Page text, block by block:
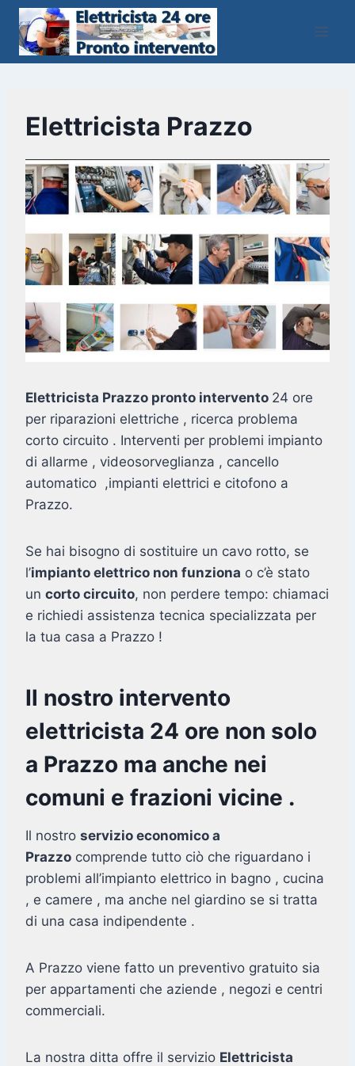
Salta
contenuto
Elettricista Prazzo
Elettricista Prazzo pronto intervento 24 ore
per riparazioni elettriche , ricerca problema
corto circuito . Interventi per problemi impianto
di allarme , videosorveglianza , cancello
automatico ,impianti elettrici e citofono a
Prazzo.
Se hai bisogno di sostituire un cavo rotto, se
l’impianto elettrico non funziona o c’è stato
un corto circuito, non perdere tempo: chiamaci
e richiedi assistenza tecnica specializzata per
la tua casa a Prazzo !
Il nostro intervento
elettricista 24 ore non solo
a Prazzo ma anche nei
comuni e frazioni vicine .
Il nostro servizio economico a
Prazzo comprende tutto ciò che riguardano i
problemi all’impianto elettrico in bagno , cucina
, e camere , ma anche nel giardino se si tratta
di una casa indipendente .
A Prazzo viene fatto un preventivo gratuito sia
per appartamenti che aziende , negozi e centri
commerciali.
La nostra ditta offre il servizio Elettricista